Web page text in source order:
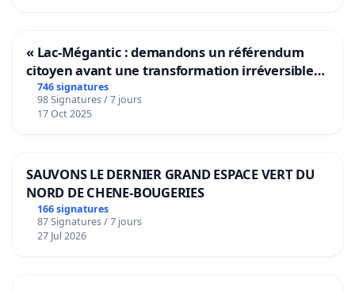
« Lac-Mégantic : demandons un référendum
citoyen avant une transformation irréversible
de notre territoire »
746 signatures
98 Signatures / 7 jours
17 Oct 2025
SAUVONS LE DERNIER GRAND ESPACE VERT DU
NORD DE CHENE-BOUGERIES
166 signatures
87 Signatures / 7 jours
27 Jul 2026